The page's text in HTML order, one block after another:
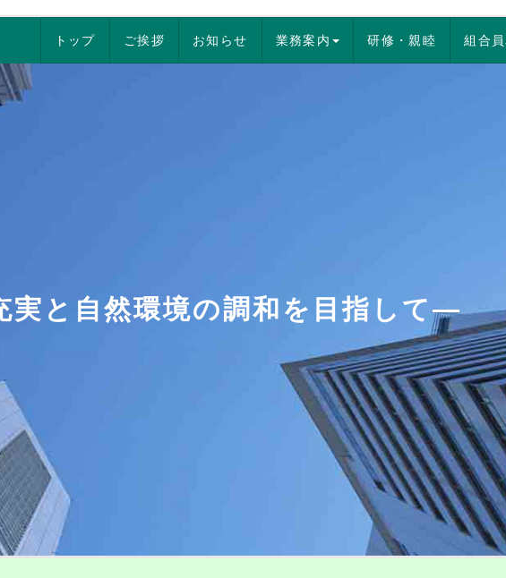
トップ ご挨拶 お知らせ 業務案内 研修・親睦 組合
実と自然環境の調和を目指して―